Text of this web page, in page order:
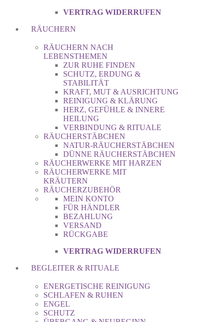
VERTRAG WIDERRUFEN
RÄUCHERN
RÄUCHERN NACH
LEBENSTHEMEN
ZUR RUHE FINDEN
SCHUTZ, ERDUNG &
STABILITÄT
KRAFT, MUT & AUSRICHTUNG
REINIGUNG & KLÄRUNG
HERZ, GEFÜHLE & INNERE
HEILUNG
VERBINDUNG & RITUALE
RÄUCHERSTÄBCHEN
NATUR-RÄUCHERSTÄBCHEN
DÜNNE RÄUCHERSTÄBCHEN
RÄUCHERWERKE MIT HARZEN
RÄUCHERWERKE MIT
KRÄUTERN
RÄUCHERZUBEHÖR
MEIN KONTO
FÜR HÄNDLER
BEZAHLUNG
VERSAND
RÜCKGABE
VERTRAG WIDERRUFEN
BEGLEITER & RITUALE
ENERGETISCHE REINIGUNG
SCHLAFEN & RUHEN
ENGEL
SCHUTZ